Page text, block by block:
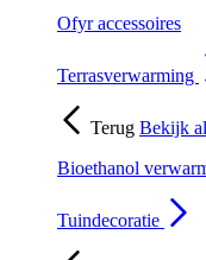
Ofyr accessoires
Terrasverwarming
Terug Bekijk
Bioethanol
Tuindecoratie